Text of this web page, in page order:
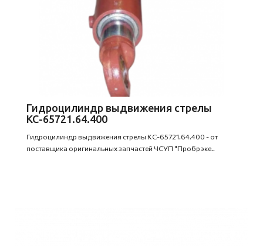
Гидроцилиндр выдвижения стрелы
КС-65721.64.400
Гидроцилиндр выдвижения стрелы КС-65721.64.400 - от
поставщика оригинальных запчастей ЧСУП "Пробрэке..